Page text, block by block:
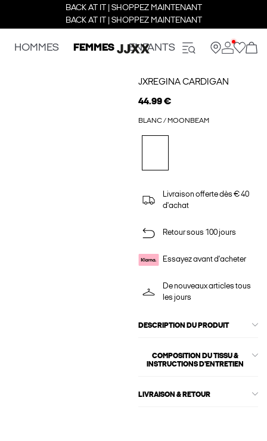
BACK AT IT | SHOPPEZ MAINTENANT
BACK AT IT | SHOPPEZ MAINTENANT
HOMMES FEMMES ENFANTS
JXREGINA CARDIGAN
44.99 €
BLANC / MOONBEAM
Livraison offerte dès € 40
d'achat
Retour sous 100 jours
Essayez avant d'acheter
De nouveaux articles tous
les jours
DESCRIPTION DU PRODUIT
COMPOSITION DU TISSU &
INSTRUCTIONS D'ENTRETIEN
LIVRAISON & RETOUR